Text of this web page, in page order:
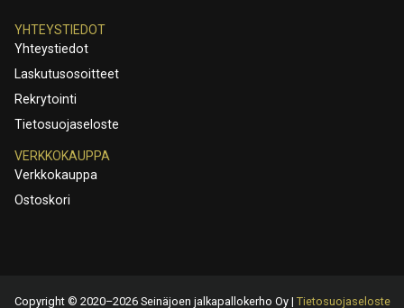
YHTEYSTIEDOT
Yhteystiedot
Laskutusosoitteet
Rekrytointi
Tietosuojaseloste
VERKKOKAUPPA
Verkkokauppa
Ostoskori
Copyright © 2020–2026 Seinäjoen jalkapallokerho Oy | Tietosuojaseloste